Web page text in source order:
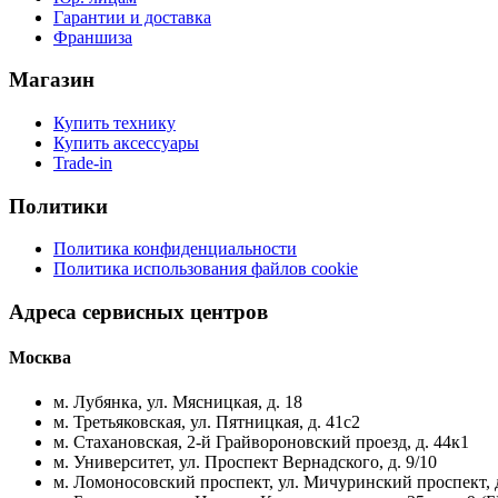
Гарантии и доставка
Франшиза
Магазин
Купить технику
Купить аксессуары
Trade-in
Политики
Политика конфиденциальности
Политика использования файлов cookie
Адреса сервисных центров
Москва
м. Лубянка, ул. Мясницкая, д. 18
м. Третьяковская, ул. Пятницкая, д. 41с2
м. Стахановская, 2-й Грайвороновский проезд, д. 44к1
м. Университет, ул. Проспект Вернадского, д. 9/10
м. Ломоносовский проспект, ул. Мичуринский проспект,